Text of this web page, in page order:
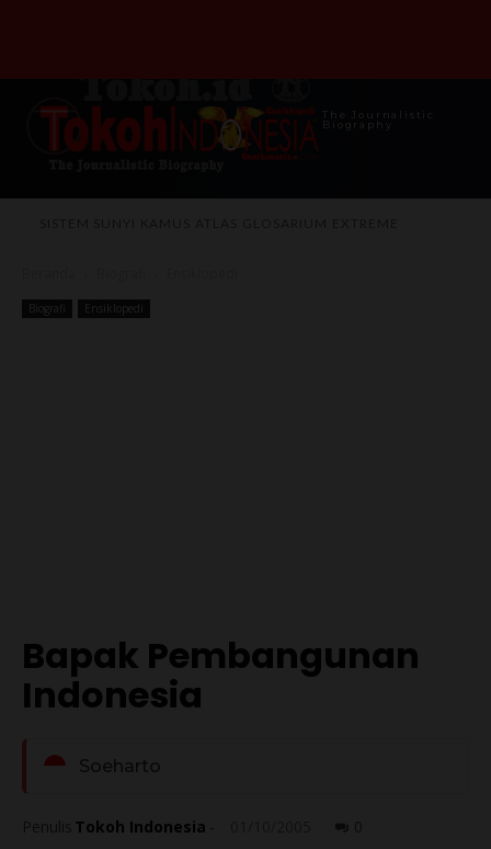
The Journalistic
Biography
Biografi Ensiklopedi
Bapak Pembangunan
Indonesia
Soeharto
Tokoh Indonesia